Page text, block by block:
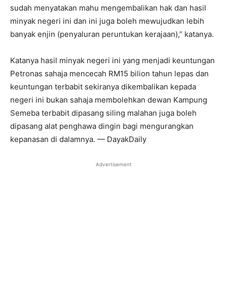
sudah menyatakan mahu mengembalikan hak dan hasil
minyak negeri ini dan ini juga boleh mewujudkan lebih
banyak enjin (penyaluran peruntukan kerajaan),” katanya.
Katanya hasil minyak negeri ini yang menjadi keuntungan
Petronas sahaja mencecah RM15 bilion tahun lepas dan
keuntungan terbabit sekiranya dikembalikan kepada
negeri ini bukan sahaja membolehkan dewan Kampung
Semeba terbabit dipasang siling malahan juga boleh
dipasang alat penghawa dingin bagi mengurangkan
kepanasan di dalamnya. — DayakDaily
Advertisement